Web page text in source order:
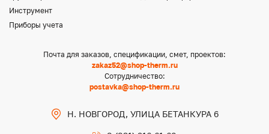
Инструмент
Приборы учета
Почта для заказов, спецификации, смет, проектов:
zakaz52@shop-therm.ru
Сотрудничество:
postavka@shop-therm.ru
Н. НОВГОРОД, УЛИЦА БЕТАНКУРА 6